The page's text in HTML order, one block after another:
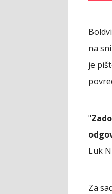
na
je
"
Luk
Za